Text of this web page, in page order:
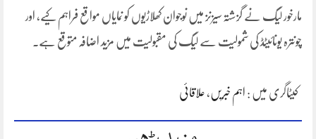
مارخور لیگ نے گزشتہ سیزنز میں نوجوان کھلاڑیوں کو نمایاں مواقع فراہم کیے، اور
چونترہ یونائیٹڈ کی شمولیت سے لیگ کی مقبولیت میں مزید اضافہ متوقع ہے۔
کیٹاگری میں : اہم خبریں ، علاقائی